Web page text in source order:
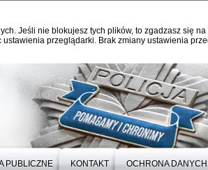
Jeśli nie blokujesz tych plików, to zgadzasz się na
przeglądarki. Brak zmiany ustawienia
PUBLICZNE KONTAKT OCHRONA DANYCH